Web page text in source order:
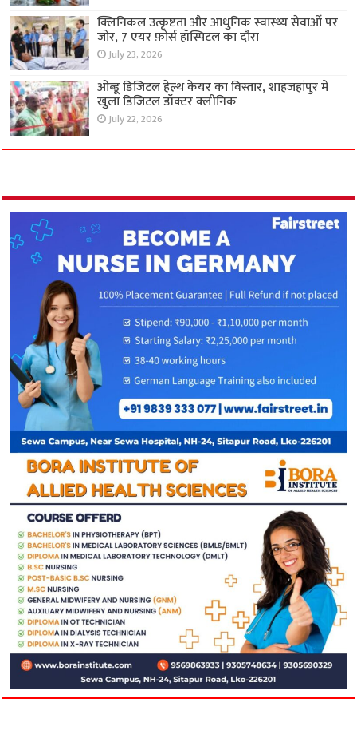
क्लिनिकल उत्कृष्टता और आधुनिक स्वास्थ्य सेवाओं पर
जोर, 7 एयर फ़ोर्स हॉस्पिटल का दौरा
July 23, 2026
ओब्डू डिजिटल हेल्थ केयर का विस्तार, शाहजहांपुर में
खुला डिजिटल डॉक्टर क्लीनिक
July 22, 2026